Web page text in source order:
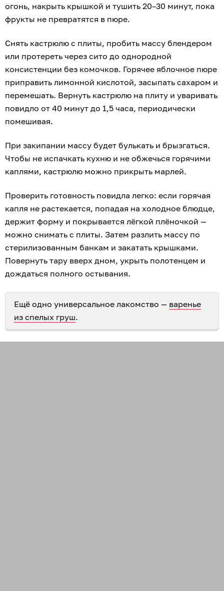
огонь, накрыть крышкой и тушить 20–30 минут, пока
фрукты не превратятся в пюре.
Снять кастрюлю с плиты, пробить массу блендером
или протереть через сито до однородной
консистенции без комочков. Горячее яблочное пюре
приправить лимонной кислотой, засыпать сахаром и
перемешать. Вернуть кастрюлю на плиту и уваривать
повидло от 40 минут до 1,5 часа, периодически
помешивая.
При закипании массу будет булькать и брызгаться.
Чтобы не испачкать кухню и не обжечься горячими
каплями, кастрюлю можно прикрыть марлей.
Проверить готовность повидла легко: если горячая
капля не растекается, попадая на холодное блюдце,
держит форму и покрывается лёгкой плёночкой —
можно снимать с плиты. Затем разлить массу по
стерилизованным банкам и закатать крышками.
Повернуть тару вверх дном, укрыть полотенцем и
дождаться полного остывания.
Ещё одно универсальное лакомство — варенье
из спелых груш.